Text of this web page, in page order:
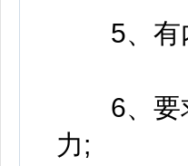
5、有内
6、要求
力;